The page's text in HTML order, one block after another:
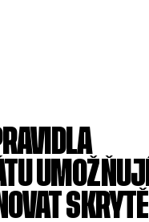
se!
UMOŽŇUJÍ
SKRYTĚ